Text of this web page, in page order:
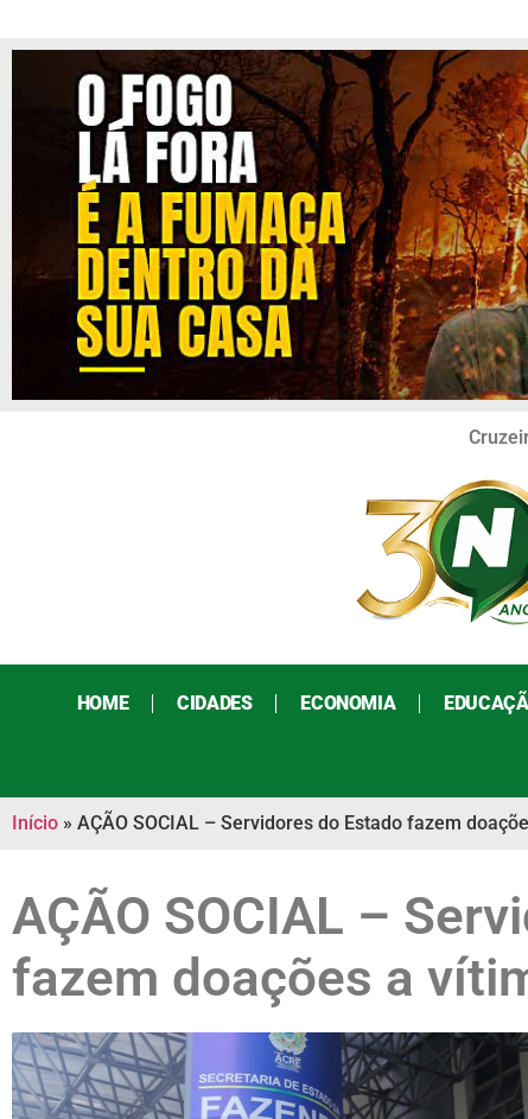
HOME CIDADES ECONOMIA
Início » AÇÃO SOCIAL – Servidores do Estado fazem
AÇÃO SOCIAL –
fazem doações a